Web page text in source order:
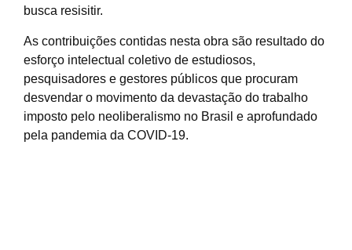
busca resisitir.
As contribuições contidas nesta obra são resultado do
esforço intelectual coletivo de estudiosos,
pesquisadores e gestores públicos que procuram
desvendar o movimento da devastação do trabalho
imposto pelo neoliberalismo no Brasil e aprofundado
pela pandemia da COVID-19.